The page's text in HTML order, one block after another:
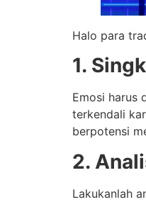
Halo para
1.
Emosi harus
terkendali
berpotensi
2.
Lakukanlah